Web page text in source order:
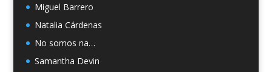
Miguel Barrero
Natalia Cárdenas
No somos na…
Samantha Devin